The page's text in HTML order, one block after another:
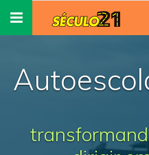
Toggle
navigation